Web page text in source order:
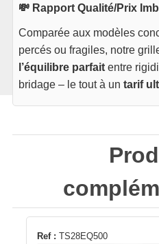
💸 Rapport Qualité/Prix
Comparée aux modèles
percés ou fragiles, notre
l’équilibre parfait entre
bridage – le tout à untarif
Ref : TS28EQ500